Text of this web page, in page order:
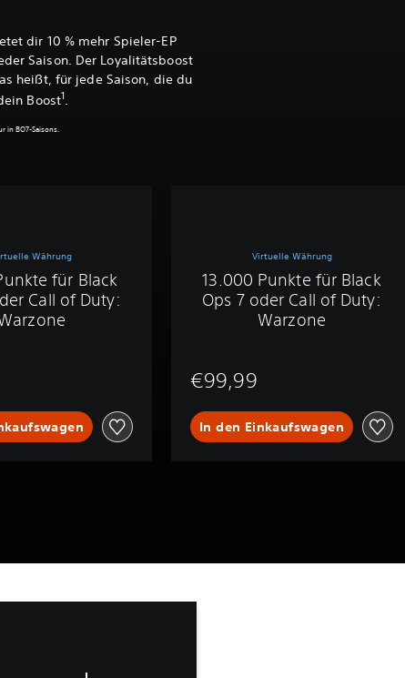
dir 10 % mehr Spieler-EP
Saison. Der Loyalitätsboost
heißt, für jede Saison, die du
Boost1.
in BO7-Saisons.
Währung
für Black
Call of Duty:
Virtuelle Währung
13.000 Punkte für Black
Ops 7 oder Call of Duty:
Warzone
€99,99
In den Einkaufswagen